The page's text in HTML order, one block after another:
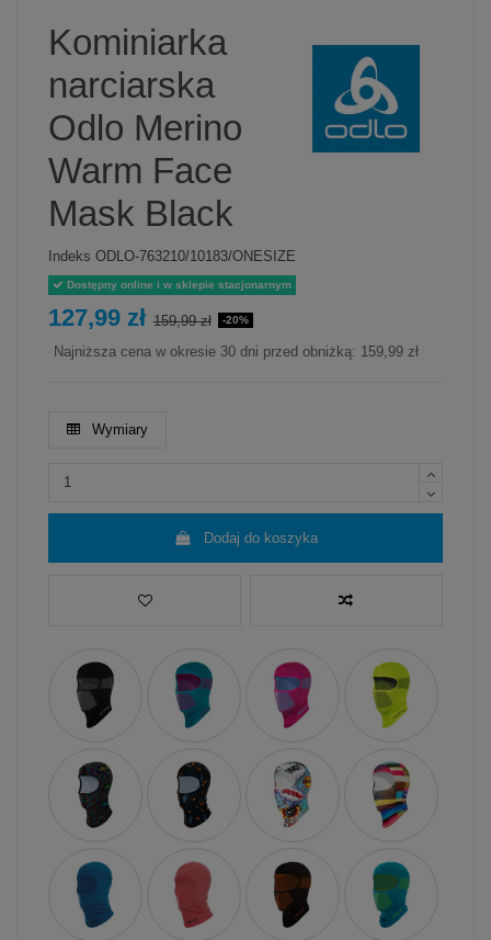
Kominiarka
narciarska
Odlo Merino
Warm Face
Mask Black
Indeks ODLO-763210/10183/ONESIZE
Dostępny online i w sklepie stacjonarnym
127,99 zł 159,99 zł -20%
Najniższa cena w okresie 30 dni przed obniżką: 159,99 zł
Wymiary
Dodaj do koszyka